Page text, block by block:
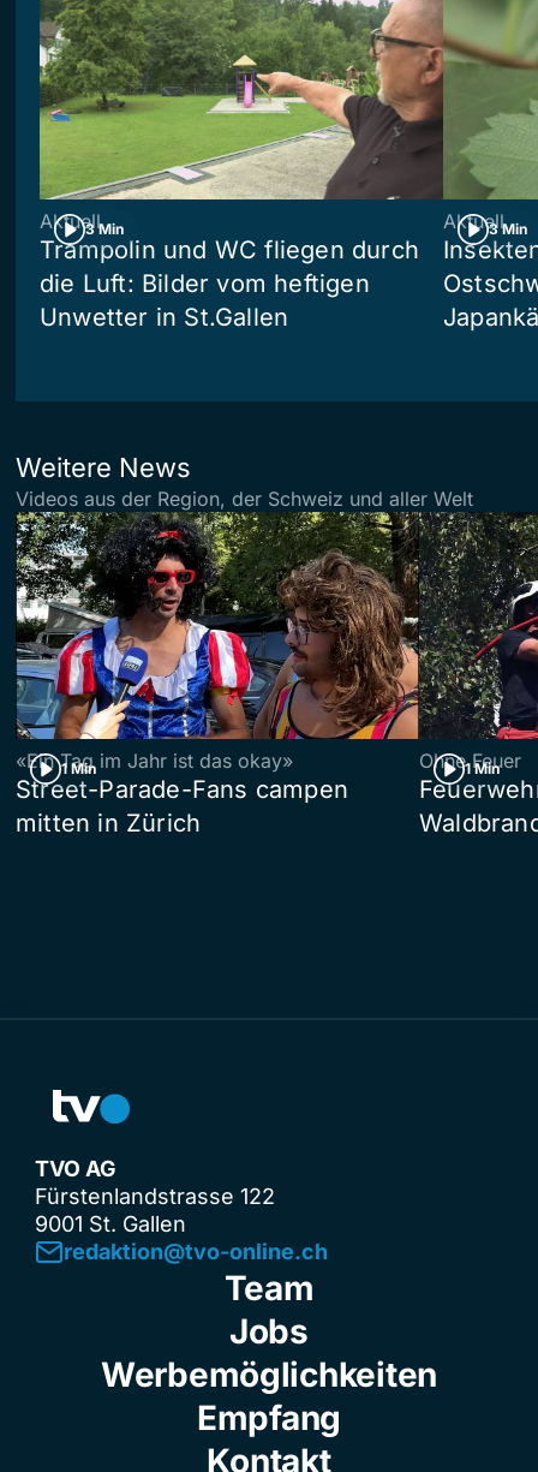
3 Min
Aktuell
Trampolin und WC fliegen durch
die Luft: Bilder vom heftigen
Unwetter in St.Gallen
3 Min
Aktuell
Weitere News
Videos aus der Region, der Schweiz und aller Welt
1 Min
«Ein Tag im Jahr ist das okay»
Street-Parade-Fans campen
mitten in Zürich
1 Min
Ohne Feuer
TVO AG
Fürstenlandstrasse 122
9001 St. Gallen
redaktion@tvo-online.ch
Team
Jobs
Werbemöglichkeiten
Empfang
Kontakt